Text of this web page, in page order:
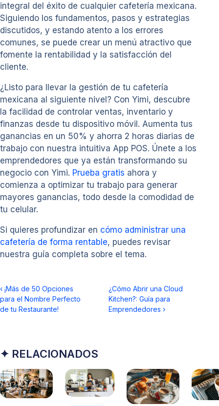
integral del éxito de cualquier cafetería mexicana.
Siguiendo los fundamentos, pasos y estrategias
discutidos, y estando atento a los errores
comunes, se puede crear un menú atractivo que
fomente la rentabilidad y la satisfacción del
cliente.
¿Listo para llevar la gestión de tu cafetería
mexicana al siguiente nivel? Con Yimi, descubre
la facilidad de controlar ventas, inventario y
finanzas desde tu dispositivo móvil. Aumenta tus
ganancias en un 50% y ahorra 2 horas diarias de
trabajo con nuestra intuitiva App POS. Únete a los
emprendedores que ya están transformando su
negocio con Yimi. Prueba gratis ahora y
comienza a optimizar tu trabajo para generar
mayores ganancias, todo desde la comodidad de
tu celular.
Si quieres profundizar en cómo administrar una
cafetería de forma rentable, puedes revisar
nuestra guía completa sobre el tema.
‹ ¡Más de 50 Opciones
para el Nombre Perfecto
de tu Restaurante!
¿Cómo Abrir una Cloud
Kitchen?: Guía para
Emprendedores ›
✦ RELACIONADOS